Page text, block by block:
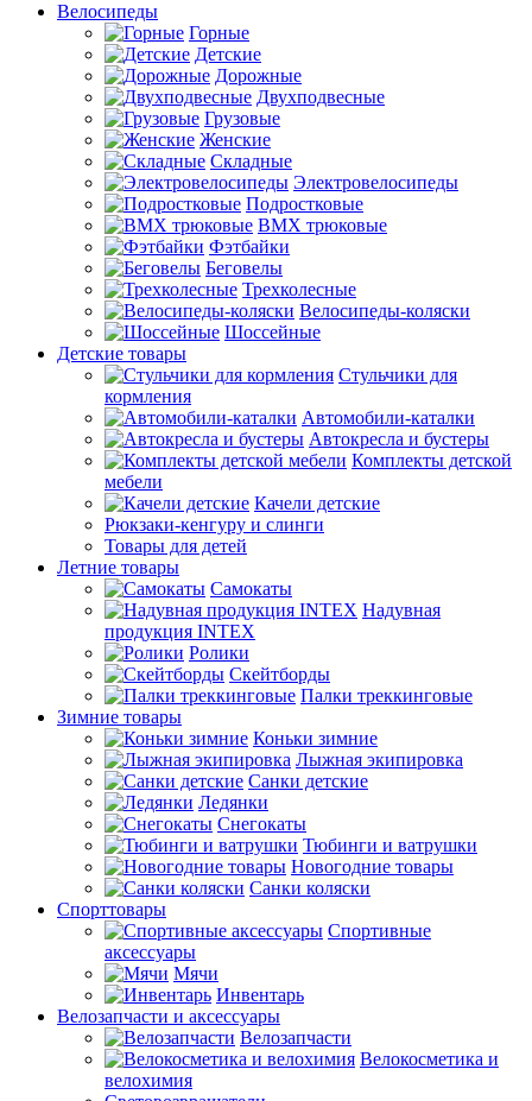
Велосипеды
Горные
Детские
Дорожные
Двухподвесные
Грузовые
Женские
Складные
Электровелосипеды
Подростковые
BMX трюковые
Фэтбайки
Беговелы
Трехколесные
Велосипеды-коляски
Шоссейные
Детские товары
Стульчики для
кормления
Автомобили-каталки
Автокресла и бустеры
Комплекты детской
мебели
Качели детские
Рюкзаки-кенгуру и слинги
Товары для детей
Летние товары
Самокаты
Надувная
продукция INTEX
Ролики
Скейтборды
Палки треккинговые
Зимние товары
Коньки зимние
Лыжная экипировка
Санки детские
Ледянки
Снегокаты
Тюбинги и ватрушки
Новогодние товары
Санки коляски
Спорттовары
Спортивные
аксессуары
Мячи
Инвентарь
Велозапчасти и аксессуары
Велозапчасти
Велокосметика и
велохимия